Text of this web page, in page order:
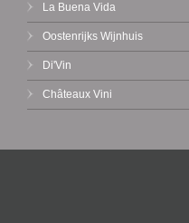
La Buena Vida
Oostenrijks Wijnhuis
Di'Vin
Châteaux Vini